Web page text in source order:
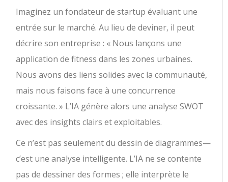
Imaginez un fondateur de startup évaluant une
entrée sur le marché. Au lieu de deviner, il peut
décrire son entreprise : « Nous lançons une
application de fitness dans les zones urbaines.
Nous avons des liens solides avec la communauté,
mais nous faisons face à une concurrence
croissante. » L’IA génère alors une analyse SWOT
avec des insights clairs et exploitables.
Ce n’est pas seulement du dessin de diagrammes—
c’est une analyse intelligente. L’IA ne se contente
pas de dessiner des formes ; elle interprète le